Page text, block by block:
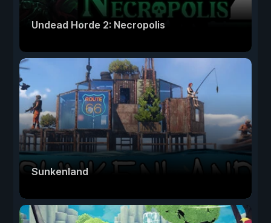
Undead Horde 2: Necropolis
Sunkenland